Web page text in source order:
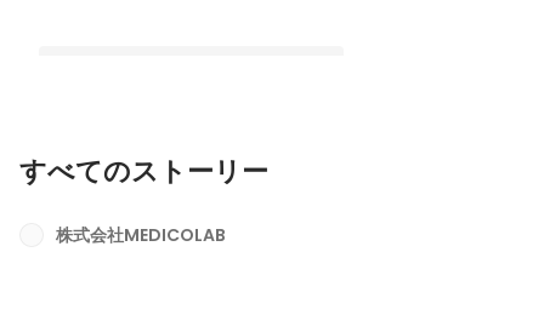
業した医療テックのスタートアップに
すべてのストーリー
株式会社MEDICOLAB